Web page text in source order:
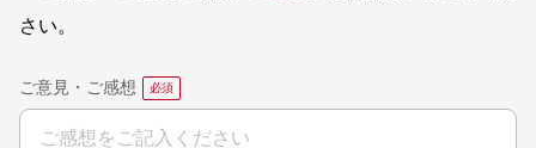
さい。
ご意見・ご感想